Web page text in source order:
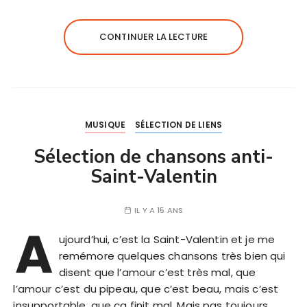
CONTINUER LA LECTURE
MUSIQUE SÉLECTION DE LIENS
Sélection de chansons anti-
Saint-Valentin
IL Y A 15 ANS
A ujourd’hui, c’est la Saint-Valentin et je me
remémore quelques chansons très bien qui
disent que l’amour c’est très mal, que
l’amour c’est du pipeau, que c’est beau, mais c’est